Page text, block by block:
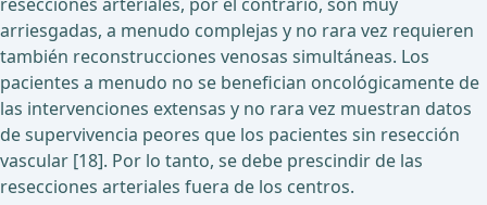
arriesgadas, a menudo complejas y no rara vez requieren
también reconstrucciones venosas simultáneas. Los
pacientes a menudo no se benefician oncológicamente de
las intervenciones extensas y no rara vez muestran datos
de supervivencia peores que los pacientes sin resección
vascular [18]. Por lo tanto, se debe prescindir de las
resecciones arteriales fuera de los centros.